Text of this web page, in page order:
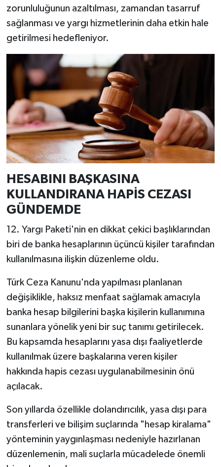
zorunluluğunun azaltılması, zamandan tasarruf
sağlanması ve yargı hizmetlerinin daha etkin hale
getirilmesi hedefleniyor.
HESABINI BAŞKASINA
KULLANDIRANA HAPİS CEZASI
GÜNDEMDE
12. Yargı Paketi'nin en dikkat çekici başlıklarından
biri de banka hesaplarının üçüncü kişiler tarafından
kullanılmasına ilişkin düzenleme oldu.
Türk Ceza Kanunu'nda yapılması planlanan
değişiklikle, haksız menfaat sağlamak amacıyla
banka hesap bilgilerini başka kişilerin kullanımına
sunanlara yönelik yeni bir suç tanımı getirilecek.
Bu kapsamda hesaplarını yasa dışı faaliyetlerde
kullanılmak üzere başkalarına veren kişiler
hakkında hapis cezası uygulanabilmesinin önü
açılacak.
Son yıllarda özellikle dolandırıcılık, yasa dışı para
transferleri ve bilişim suçlarında "hesap kiralama"
yönteminin yaygınlaşması nedeniyle hazırlanan
düzenlemenin, mali suçlarla mücadelede önemli